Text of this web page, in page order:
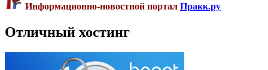
Информационно-новостной портал Пракк.ру
Отличный хостинг